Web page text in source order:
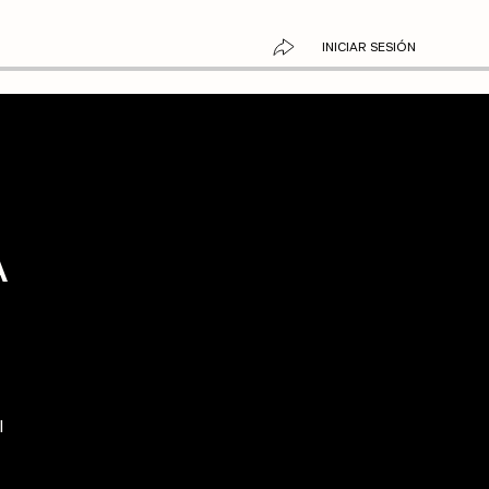
INICIAR SESIÓN